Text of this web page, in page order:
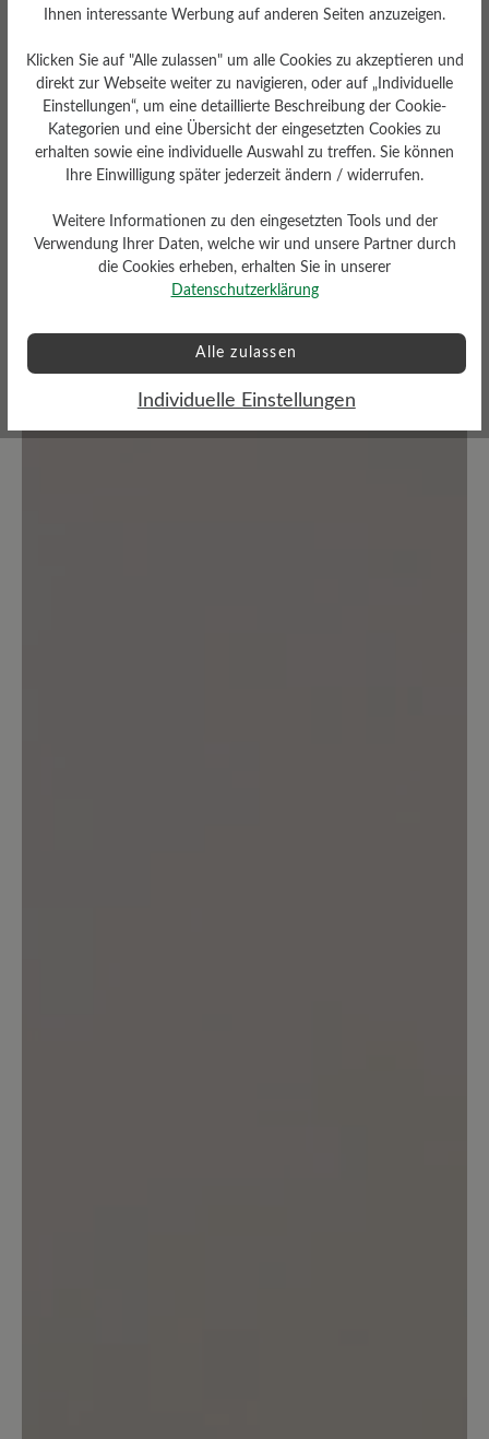
Durchschnittliche Bewertung
Bewerten Sie dieses Produkt!
Teilen Sie Ihre Erfahrungen mit anderen
Kunden.
Ihnen interessante Werbung auf anderen Seiten anzuzeigen.
Klicken Sie auf "Alle zulassen" um alle Cookies zu akzeptieren und
direkt zur Webseite weiter zu navigieren, oder auf „Individuelle
Einstellungen“, um eine detaillierte Beschreibung der Cookie-
Kategorien und eine Übersicht der eingesetzten Cookies zu
erhalten sowie eine individuelle Auswahl zu treffen. Sie können
Ihre Einwilligung später jederzeit ändern / widerrufen.
Weitere Informationen zu den eingesetzten Tools und der
Verwendung Ihrer Daten, welche wir und unsere Partner durch
die Cookies erheben, erhalten Sie in unserer
Datenschutzerklärung
Alle zulassen
Individuelle Einstellungen